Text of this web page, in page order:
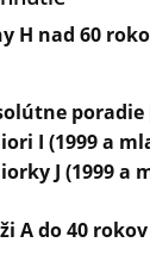
H nad 60
poradie
I (1999 a
J (1999 a
A do 40